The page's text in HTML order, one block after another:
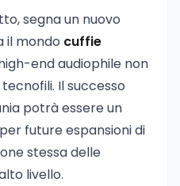
segna un nuovo
il mondo cuffie
end audiophile non
Il successo
potrà essere un
future espansioni di
stessa delle
livello.